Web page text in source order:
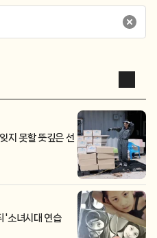
지 못할 뜻깊은 선
'소녀시대 연습